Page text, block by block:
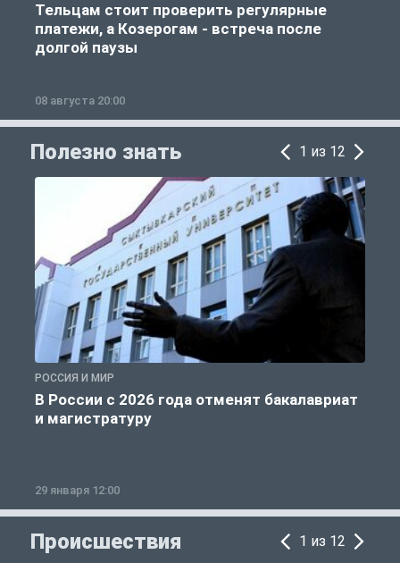
Тельцам стоит проверить регулярные
платежи, а Козерогам - встреча после
долгой паузы
08 августа 20:00
Полезно знать 1 из 12
РОССИЯ И МИР
В России с 2026 года отменят бакалавриат
и магистратуру
29 января 12:00
Происшествия 1 из 12